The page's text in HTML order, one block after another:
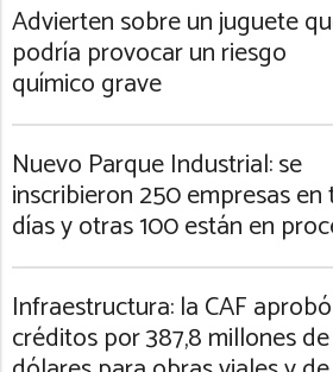
Advierten sobre un juguete
podría provocar un riesgo
químico grave
Nuevo Parque Industrial: se
inscribieron 250 empresas en
días y otras 100 están en
Infraestructura: la CAF aprobó
créditos por 387,8 millones de